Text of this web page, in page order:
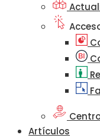
Artículos